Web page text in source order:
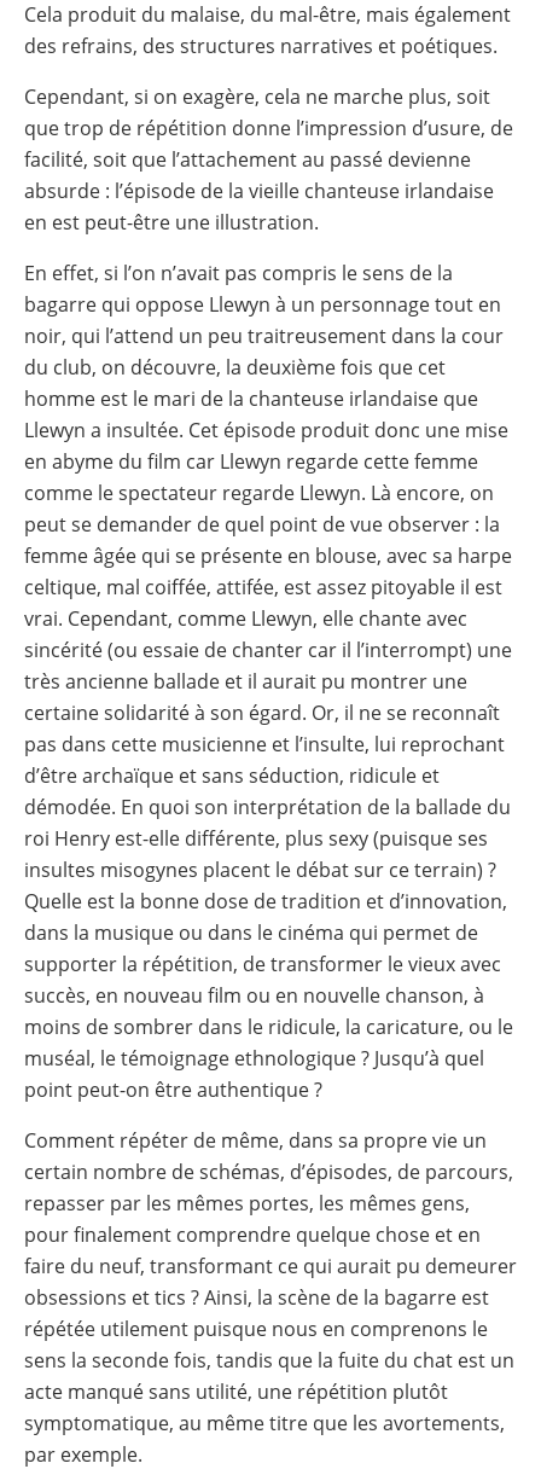
Cela produit du malaise, du mal-être, mais également
des refrains, des structures narratives et poétiques.
Cependant, si on exagère, cela ne marche plus, soit
que trop de répétition donne l’impression d’usure, de
facilité, soit que l’attachement au passé devienne
absurde : l’épisode de la vieille chanteuse irlandaise
en est peut-être une illustration.
En effet, si l’on n’avait pas compris le sens de la
bagarre qui oppose Llewyn à un personnage tout en
noir, qui l’attend un peu traitreusement dans la cour
du club, on découvre, la deuxième fois que cet
homme est le mari de la chanteuse irlandaise que
Llewyn a insultée. Cet épisode produit donc une mise
en abyme du film car Llewyn regarde cette femme
comme le spectateur regarde Llewyn. Là encore, on
peut se demander de quel point de vue observer : la
femme âgée qui se présente en blouse, avec sa harpe
celtique, mal coiffée, attifée, est assez pitoyable il est
vrai. Cependant, comme Llewyn, elle chante avec
sincérité (ou essaie de chanter car il l’interrompt) une
très ancienne ballade et il aurait pu montrer une
certaine solidarité à son égard. Or, il ne se reconnaît
pas dans cette musicienne et l’insulte, lui reprochant
d’être archaïque et sans séduction, ridicule et
démodée. En quoi son interprétation de la ballade du
roi Henry est-elle différente, plus sexy (puisque ses
insultes misogynes placent le débat sur ce terrain) ?
Quelle est la bonne dose de tradition et d’innovation,
dans la musique ou dans le cinéma qui permet de
supporter la répétition, de transformer le vieux avec
succès, en nouveau film ou en nouvelle chanson, à
moins de sombrer dans le ridicule, la caricature, ou le
muséal, le témoignage ethnologique ? Jusqu’à quel
point peut-on être authentique ?
Comment répéter de même, dans sa propre vie un
certain nombre de schémas, d’épisodes, de parcours,
repasser par les mêmes portes, les mêmes gens,
pour finalement comprendre quelque chose et en
faire du neuf, transformant ce qui aurait pu demeurer
obsessions et tics ? Ainsi, la scène de la bagarre est
répétée utilement puisque nous en comprenons le
sens la seconde fois, tandis que la fuite du chat est un
acte manqué sans utilité, une répétition plutôt
symptomatique, au même titre que les avortements,
par exemple.